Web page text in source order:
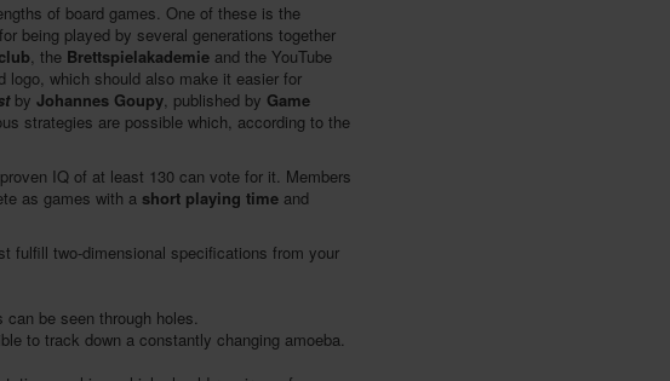
of board games. One of these is the
being played by several generations together
, the Brettspielakademie and the YouTube
logo, which should also make it easier for
by Johannes Goupy, published by Game
strategies are possible which, according to the
IQ of at least 130 can vote for it. Members
as games with a short playing time and
fulfill two-dimensional specifications from your
be seen through holes.
to track down a constantly changing amoeba.